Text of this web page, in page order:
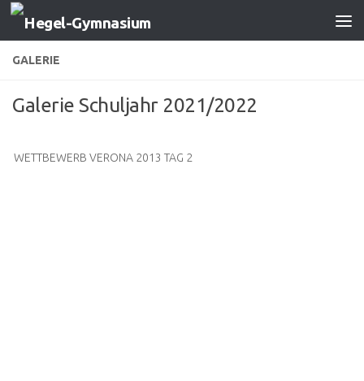
Zum Inhalt springen
GALERIE
Galerie Schuljahr 2021/2022
WETTBEWERB VERONA 2013 TAG 2